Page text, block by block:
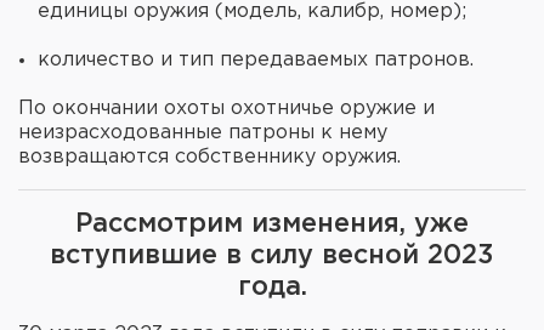
единицы оружия (модель, калибр, номер);
количество и тип передаваемых патронов.
По окончании охоты охотничье оружие и
неизрасходованные патроны к нему
возвращаются собственнику оружия.
Рассмотрим изменения, уже
вступившие в силу весной 2023
года.